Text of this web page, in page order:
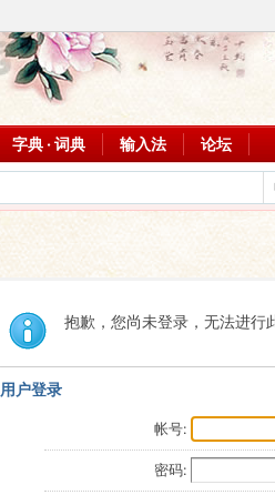
字典 · 词典 输入法 论坛
抱歉，您尚未登录，无法进行
用户登录
帐号:
密码: